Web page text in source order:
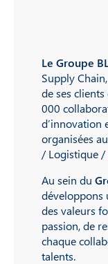
Le Groupe
Supply
de ses
000
d’innovation
organisées
/ Logistique /
Au sein du
développons
des valeurs
passion, de
chaque
talents.